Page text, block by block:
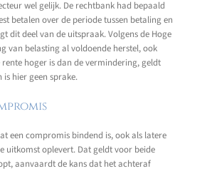
wel gelijk. De rechtbank had bepaald
betalen over de periode tussen betaling en
dit deel van de uitspraak. Volgens de Hoge
van belasting al voldoende herstel, ook
hoger is dan de vermindering, geldt
hier geen sprake.
een compromis bindend is, ook als latere
uitkomst oplevert. Dat geldt voor beide
aanvaardt de kans dat het achteraf